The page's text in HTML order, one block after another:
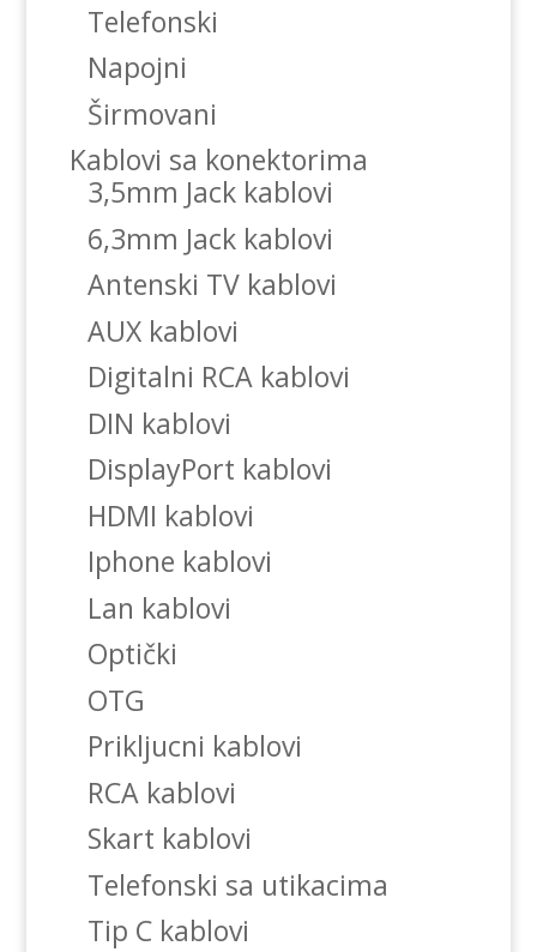
Telefonski
Napojni
Širmovani
Kablovi sa konektorima
3,5mm Jack kablovi
6,3mm Jack kablovi
Antenski TV kablovi
AUX kablovi
Digitalni RCA kablovi
DIN kablovi
DisplayPort kablovi
HDMI kablovi
Iphone kablovi
Lan kablovi
Optički
OTG
Prikljucni kablovi
RCA kablovi
Skart kablovi
Telefonski sa utikacima
Tip C kablovi